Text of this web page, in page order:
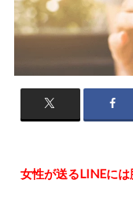
女性が送るLINEには